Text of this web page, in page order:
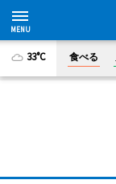
33°C 食べる